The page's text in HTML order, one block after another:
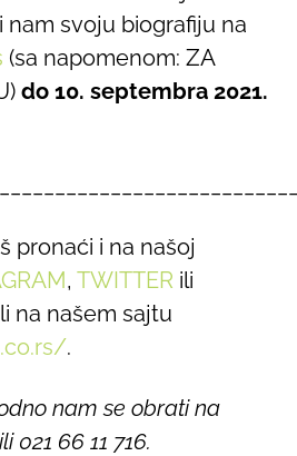
nam svoju biografiju na
(sa napomenom: ZA
do 10. septembra 2021.
pronaći i na našoj
, TWITTER ili
na našem sajtu
.
nam se obrati na
ili 021 66 11 716.